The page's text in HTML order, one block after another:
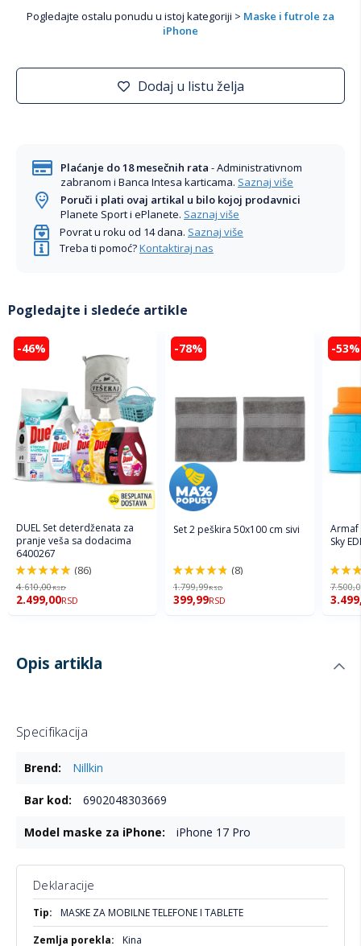
Pogledajte ostalu ponudu u istoj kategoriji > Maske i futrole za
iPhone
Dodaj u listu želja
Plaćanje do 18 mesečnih rata - Administrativnom
zabranom i Banca Intesa karticama. Saznaj više
Poruči i plati ovaj artikal u bilo kojoj prodavnici
Planete Sport i ePlanete. Saznaj više
Povrat u roku od 14 dana. Saznaj više
Treba ti pomoć?Kontaktiraj nas
Pogledajte i sledeće artikle
-46%
DUEL Set deterdženata za
pranje veša sa dodacima
6400267
98%
(86)
4.610,00RSD
2.499,00RSD
-78%
Set 2 peškira 50x100 cm sivi
96%
(8)
1.799,99RSD
399,99RSD
-53%
Armaf
Sky
94%
Opis artikla
Specifikacija
informacijaNillkin
6902048303669
iPhone 17 Pro
Deklaracije
Više
informacija
MASKE ZA MOBILNE TELEFONE I TABLETE
Kina